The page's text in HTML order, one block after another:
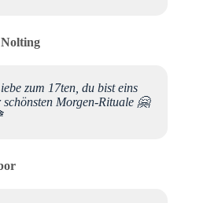
zum 17ten, du bist eins
schönsten Morgen-Rituale 🤗